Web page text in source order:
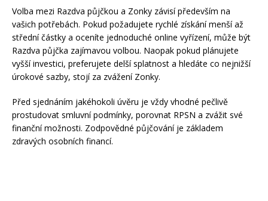
Volba mezi Razdva půjčkou a Zonky závisí především na
vašich potřebách. Pokud požadujete rychlé získání menší až
střední částky a oceníte jednoduché online vyřízení, může být
Razdva půjčka zajímavou volbou. Naopak pokud plánujete
vyšší investici, preferujete delší splatnost a hledáte co nejnižší
úrokové sazby, stojí za zvážení Zonky.
Před sjednáním jakéhokoli úvěru je vždy vhodné pečlivě
prostudovat smluvní podmínky, porovnat RPSN a zvážit své
finanční možnosti. Zodpovědné půjčování je základem
zdravých osobních financí.